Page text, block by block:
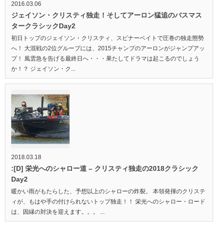
2016.03.06
ジェイソン・クリスティ独走！そしてアーロン猛追のバスマス
タークラシックDay2
初日トップのジェイソン・クリスティ、スピナーベイトで圧巻の独走態勢
へ！ 大混戦の2位グループには、2015チャンプのアーロンがジャンプアッ
プ！ 風雲急を告げる最終日へ・・・果たしてドラマは起こるのでしょう
か！？ ジェイソン・ク...
2018.03.18
:[D] 栄光へのシャロー道 – クリスティ独走の2018クラシック
Day2
暖かい雨がもたらした、予想以上のシャローの炸裂。 本領発揮のクリステ
ィが、もはや手の付けられないトップ独走！！ 栄光へのシャロー・ロード
は、因縁の対決を迎えます。。。 ...